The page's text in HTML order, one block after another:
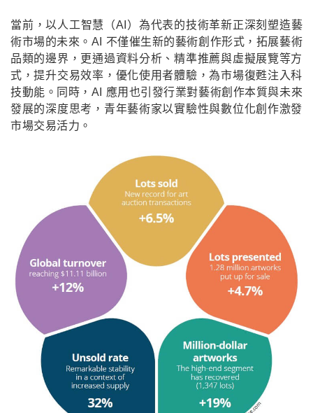
當前，以人工智慧（AI）為代表的技術革新正深刻塑造藝
術市場的未來。AI 不僅催生新的藝術創作形式，拓展藝術
品類的邊界，更通過資料分析、精準推薦與虛擬展覽等方
式，提升交易效率，優化使用者體驗，為市場復甦注入科
技動能。同時，AI 應用也引發行業對藝術創作本質與未來
發展的深度思考，青年藝術家以實驗性與數位化創作激發
市場交易活力。